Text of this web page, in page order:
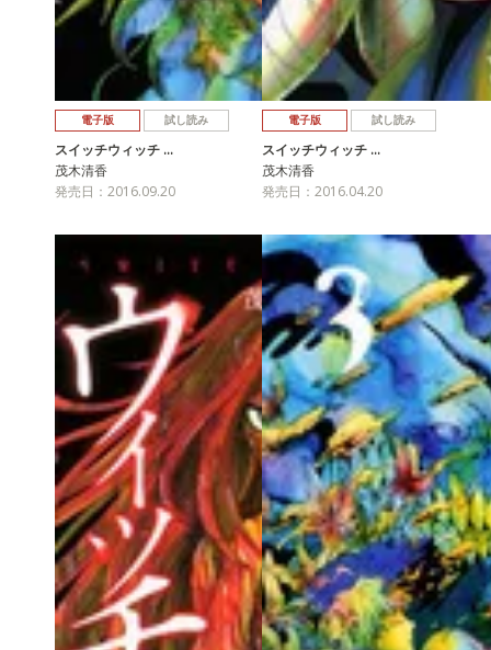
電子版 試し読み
スイッチウィッチ …
茂木清香
発売日：2016.09.20
電子版 試し読み
スイッチウィッチ …
茂木清香
発売日：2016.04.20